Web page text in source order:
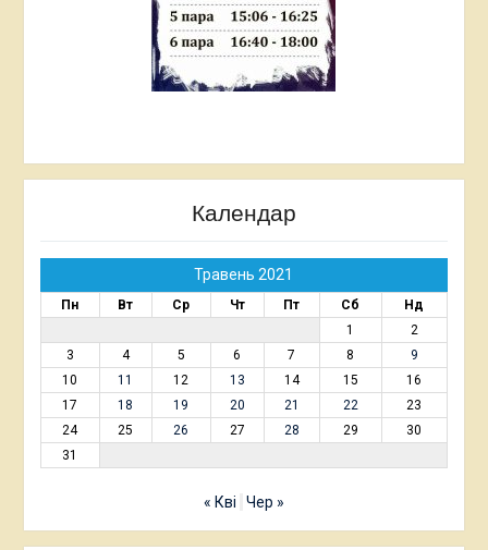
Календар
Травень 2021
Пн Вт Ср Чт Пт Сб
Нд
1
2
3
4 5 6 7 8
9
10
11 12 13 14 15
16
17
18 19 20 21 22
23
24
25 26 27 28 29
30
31
« Кві Чер »